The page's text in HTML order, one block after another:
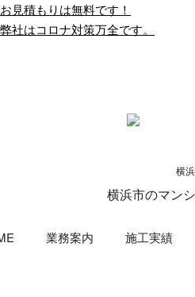
お見積もりは無料です！
弊社はコロナ対策万全です。
横浜市のマン
業務案内 施工実績